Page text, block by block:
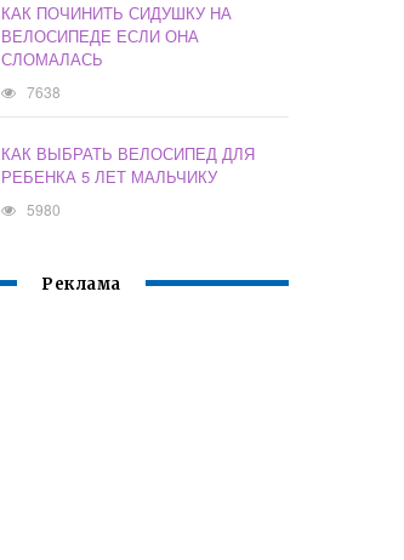
КАК ПОЧИНИТЬ СИДУШКУ НА
ВЕЛОСИПЕДЕ ЕСЛИ ОНА
СЛОМАЛАСЬ
7638
КАК ВЫБРАТЬ ВЕЛОСИПЕД ДЛЯ
РЕБЕНКА 5 ЛЕТ МАЛЬЧИКУ
5980
Реклама